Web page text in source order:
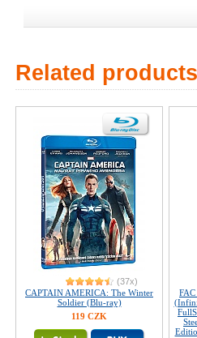
Related products
(37x)
CAPTAIN AMERICA: The Winter
Soldier (Blu-ray)
119 CZK